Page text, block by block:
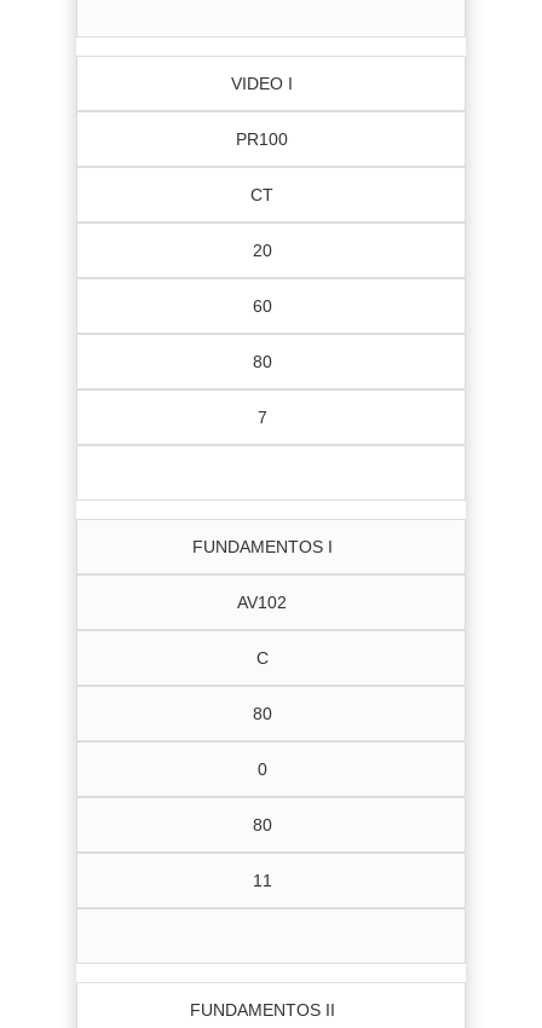
VIDEO I
PR100
CT
20
60
80
7
FUNDAMENTOS I
AV102
C
80
0
80
11
FUNDAMENTOS II